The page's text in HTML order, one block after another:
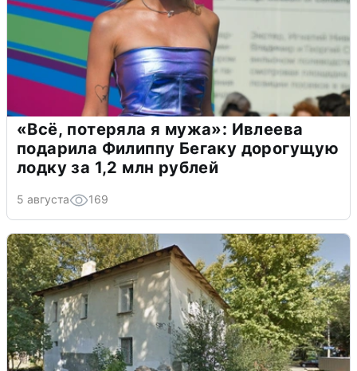
«Всё, потеряла я мужа»: Ивлеева
подарила Филиппу Бегаку дорогущую
лодку за 1,2 млн рублей
5 августа 169